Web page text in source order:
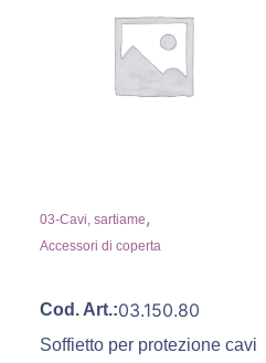
03-Cavi, sartiame,
Accessori di coperta
Cod. Art.:03.150.80
Soffietto per protezione cavi